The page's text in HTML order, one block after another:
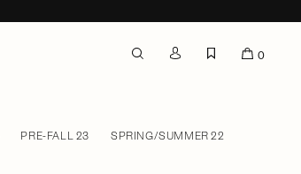
0
PRE-FALL 23
SPRING/SUMMER 22